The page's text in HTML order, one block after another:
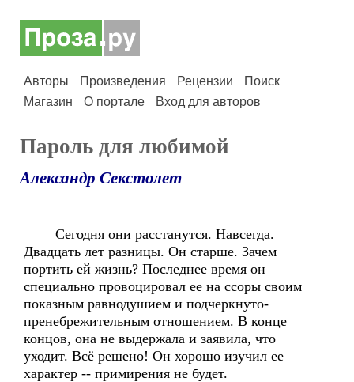
Авторы Произведения Рецензии
Поиск
Магазин
О портале Вход для авторов
Пароль для любимой
Александр Секстолет
Сегодня они расстанутся. Навсегда.
Двадцать лет разницы. Он старше. Зачем
портить ей жизнь? Последнее время он
специально провоцировал ее на ссоры своим
показным равнодушием и подчеркнуто-
пренебрежительным отношением. В конце
концов, она не выдержала и заявила, что
уходит. Всё решено! Он хорошо изучил ее
характер -- примирения не будет.